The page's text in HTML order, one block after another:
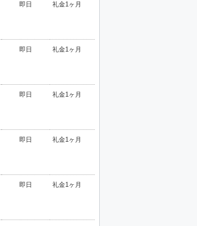
即日 礼金1ヶ月
即日 礼金1ヶ月
即日 礼金1ヶ月
即日 礼金1ヶ月
即日 礼金1ヶ月